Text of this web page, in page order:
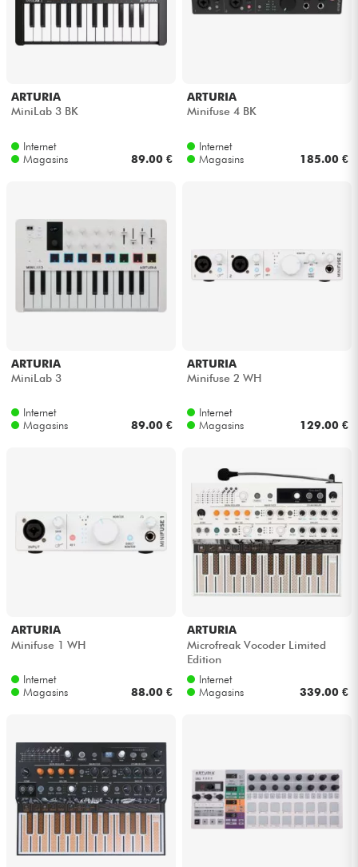
ARTURIA
MiniLab 3 BK
Internet
Magasins
89.00 €
ARTURIA
Minifuse 4 BK
Internet
Magasins
185.00 €
ARTURIA
MiniLab 3
Internet
Magasins
89.00 €
ARTURIA
Minifuse 2 WH
Internet
Magasins
129.00 €
ARTURIA
Minifuse 1 WH
Internet
Magasins
88.00 €
ARTURIA
Microfreak Vocoder Limited
Edition
Internet
Magasins
339.00 €